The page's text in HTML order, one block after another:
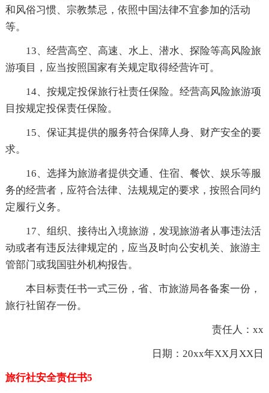
和风俗习惯、宗教禁忌，依照中国法律不宜参加的活动
等。
13、经营高空、高速、水上、潜水、探险等高风险旅
游项目，应当按照国家有关规定取得经营许可。
14、按规定投保旅行社责任保险。经营高风险旅游项
目按规定投保责任保险。
15、保证其提供的服务符合保障人身、财产安全的要
求。
16、选择为旅游者提供交通、住宿、餐饮、娱乐等服
务的经营者，应符合法律、法规规定的要求，按照合同约
定履行义务。
17、组织、接待出入境旅游，发现旅游者从事违法活
动或者有违反法律规定的，应当及时向公安机关、旅游主
管部门或我国驻外机构报告。
本目标责任书一式三份，省、市旅游局各备案一份，
旅行社留存一份。
责任人：xx
日期：20xx年XX月XX日
旅行社安全责任书5